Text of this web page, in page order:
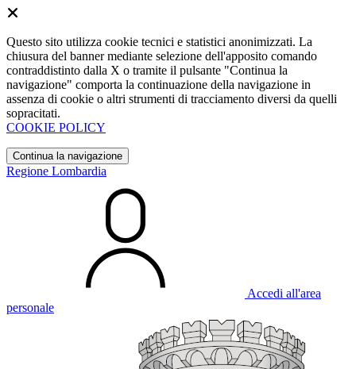
Questo sito utilizza cookie tecnici e statistici anonimizzati. La
chiusura del banner mediante selezione dell'apposito comando
contraddistinto dalla X o tramite il pulsante "Continua la
navigazione" comporta la continuazione della navigazione in
assenza di cookie o altri strumenti di tracciamento diversi da quelli
sopracitati.
COOKIE POLICY
Continua la navigazione
Regione Lombardia
Accedi all'area
personale